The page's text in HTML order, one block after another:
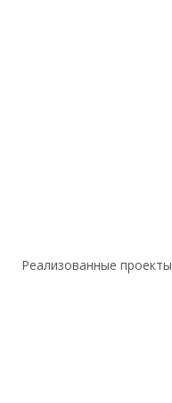
Реализованные проекты